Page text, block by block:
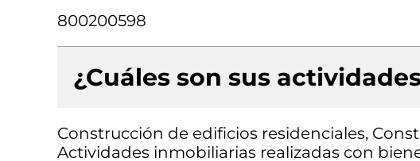
800200598
¿Cuáles son sus
Construcción de edificios residenciales,
Actividades inmobiliarias realizadas con